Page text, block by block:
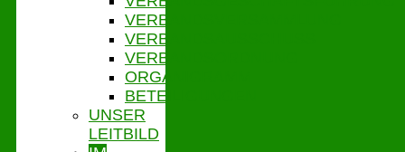
VERBANDSVERSAMMLUNG
VERBANDSAUSSCHUSS
VERBANDSORDNUNG
ORGANIGRAMM
BETEILIGUNGEN
UNSER
LEITBILD